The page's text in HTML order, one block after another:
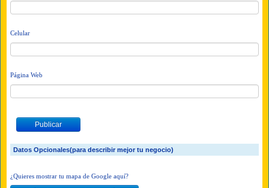
Celular
Página Web
Datos Opcionales(para describir mejor tu negocio)
¿Quieres mostrar tu mapa de Google aquí?